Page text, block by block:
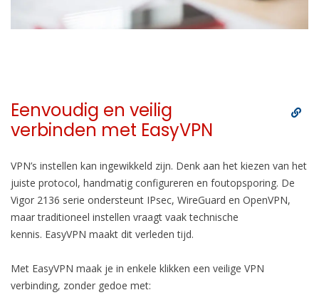
Eenvoudig en veilig
verbinden met EasyVPN
VPN’s instellen kan ingewikkeld zijn. Denk aan het kiezen van het
juiste protocol, handmatig configureren en foutopsporing. De
Vigor 2136 serie ondersteunt IPsec, WireGuard en OpenVPN,
maar traditioneel instellen vraagt vaak technische
kennis. EasyVPN maakt dit verleden tijd.
Met EasyVPN maak je in enkele klikken een veilige VPN
verbinding, zonder gedoe met: